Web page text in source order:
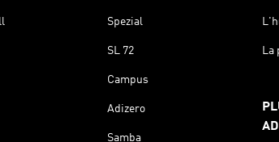
Spezial
SL 72
Campus
Adizero
Samba